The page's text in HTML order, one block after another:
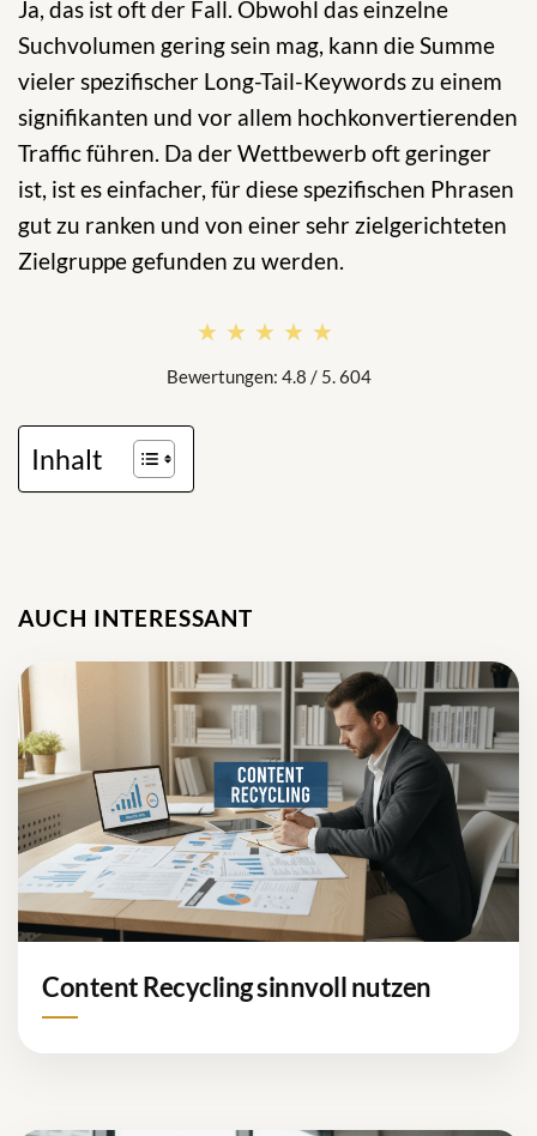
Ja, das ist oft der Fall. Obwohl das einzelne
Suchvolumen gering sein mag, kann die Summe
vieler spezifischer Long-Tail-Keywords zu einem
signifikanten und vor allem hochkonvertierenden
Traffic führen. Da der Wettbewerb oft geringer
ist, ist es einfacher, für diese spezifischen Phrasen
gut zu ranken und von einer sehr zielgerichteten
Zielgruppe gefunden zu werden.
★★★★★
★★★★★
Bewertungen: 4.8 / 5. 604
Inhalt
AUCH INTERESSANT
Content Recycling sinnvoll nutzen